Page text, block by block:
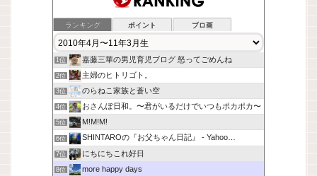
ランキング ポイント ブロ画
1位 嘉藤三華の男児育児ブログ 怒ってごめんね
2位 主婦のヒトリゴト。
3位 のらねこ家族と蒼い空
4位 おさんぽ日和。〜君がいるだけでいつもポカポカ〜
5位 M!M!M!
6位 SHINTAROの『お父ちゃん日記』 - Yahoo…
7位 にちにちこれ好日
8位 more happy days